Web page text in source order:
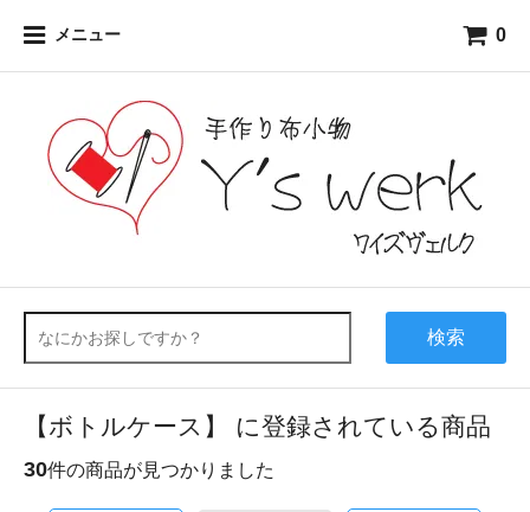
メニュー 0
検索
【ボトルケース】 に登録されている商品
30件の商品が見つかりました